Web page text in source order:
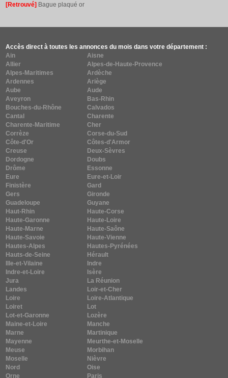
[Retrouvé] Bague plaqué or
Accès direct à toutes les annonces du mois dans votre département :
Ain
Aisne
Allier
Alpes-de-Haute-Provence
Alpes-Maritimes
Ardèche
Ardennes
Ariège
Aube
Aude
Aveyron
Bas-Rhin
Bouches-du-Rhône
Calvados
Cantal
Charente
Charente-Maritime
Cher
Corrèze
Corse-du-Sud
Côte-d'Or
Côtes-d'Armor
Creuse
Deux-Sèvres
Dordogne
Doubs
Drôme
Essonne
Eure
Eure-et-Loir
Finistère
Gard
Gers
Gironde
Guadeloupe
Guyane
Haut-Rhin
Haute-Corse
Haute-Garonne
Haute-Loire
Haute-Marne
Haute-Saône
Haute-Savoie
Haute-Vienne
Hautes-Alpes
Hautes-Pyrénées
Hauts-de-Seine
Hérault
Ille-et-Vilaine
Indre
Indre-et-Loire
Isère
Jura
La Réunion
Landes
Loir-et-Cher
Loire
Loire-Atlantique
Loiret
Lot
Lot-et-Garonne
Lozère
Maine-et-Loire
Manche
Marne
Martinique
Mayenne
Meurthe-et-Moselle
Meuse
Morbihan
Moselle
Nièvre
Nord
Oise
Orne
Paris